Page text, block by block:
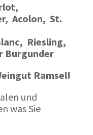
Acolon, St.
Riesling,
Burgunder
Ramsel!
und
was Sie